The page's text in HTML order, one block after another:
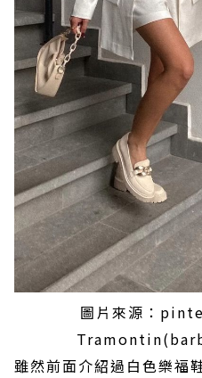
圖片來源：
雖然前面介紹過白色樂福